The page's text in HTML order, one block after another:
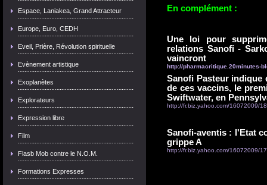
Espace, Laniakea, Grand Attracteur
Europe, Euro, CEDH
Eveil, Prière, Révolution spirituelle
Evènement artistique
Exoplanètes
Explorateurs
Expression libre
Film
Flasb Mob contre le N.O.M.
Formations Expresses
En complément :
Une loi pour
relations Sanofi -
vaincront
http://pharmacritique.20minutes-
Sanofi Pasteur indique
de ces vaccins, le
Swiftwater, en
http://fr.biz.yahoo.com/16072009/
Sanofi-aventis : l'Etat
grippe A
http://fr.biz.yahoo.com/16072009/